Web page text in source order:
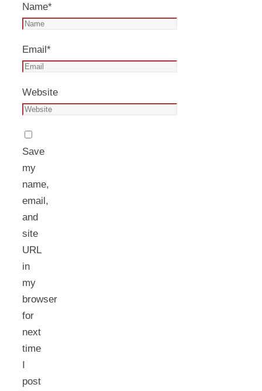
Name*
Email*
Website
Save
my
name,
email,
and
site
URL
in
my
browser
for
next
time
I
post